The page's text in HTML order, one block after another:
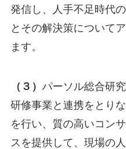
発信し、人手不足時代
とその解決策について
ます。
（３） パーソル総合研
研修事業と連携をとり
を行い、質の高いコン
スを提供して、現場の